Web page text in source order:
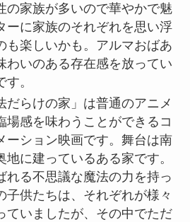
の家族が多いので華やかで魅
ーに家族のそれぞれを思い浮
も楽しいかも。アルマおばあ
わいのある存在感を放ってい
。
だらけの家」は普通のアニメ
場感を味わうことができるコ
ーション映画です。舞台は南
に建っているある家です。
れる不思議な魔法の力を持っ
子供たちは、それぞれが様々
ていましたが、その中でただ